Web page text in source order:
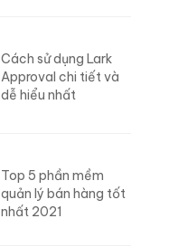
Cách sử dụng Lark
Approval chi tiết và
dễ hiểu nhất
Top 5 phần mềm
quản lý bán hàng tốt
nhất 2021